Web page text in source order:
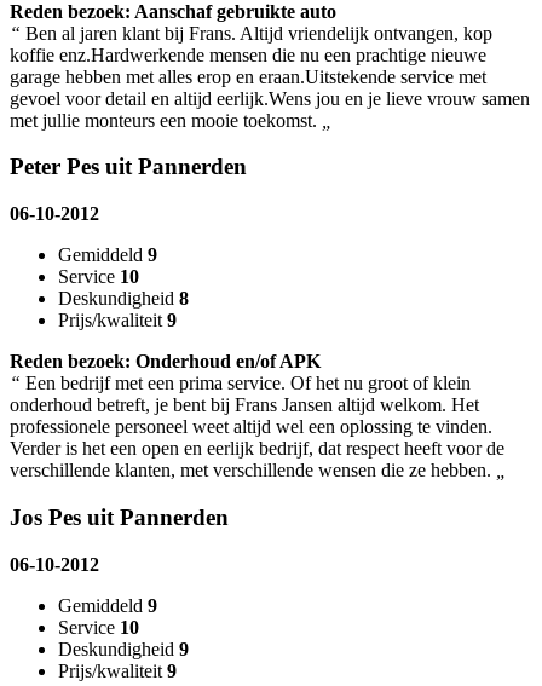
Reden bezoek: Aanschaf gebruikte auto
“ Ben al jaren klant bij Frans. Altijd vriendelijk ontvangen, kop
koffie enz.Hardwerkende mensen die nu een prachtige nieuwe
garage hebben met alles erop en eraan.Uitstekende service met
gevoel voor detail en altijd eerlijk.Wens jou en je lieve vrouw samen
met jullie monteurs een mooie toekomst.
Peter Pes uit Pannerden
06-10-2012
Gemiddeld 9
Service 10
Deskundigheid 8
Prijs/kwaliteit 9
Reden bezoek: Onderhoud en/of APK
“ Een bedrijf met een prima service. Of het nu groot of klein
onderhoud betreft, je bent bij Frans Jansen altijd welkom. Het
professionele personeel weet altijd wel een oplossing te vinden.
Verder is het een open en eerlijk bedrijf, dat respect heeft voor de
verschillende klanten, met verschillende wensen die ze hebben.
Jos Pes uit Pannerden
06-10-2012
Gemiddeld 9
Service 10
Deskundigheid 9
Prijs/kwaliteit 9